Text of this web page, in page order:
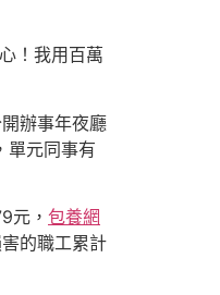
！我用百萬
辦事年夜廳
單元同事有
元， 包養網
的職工累計